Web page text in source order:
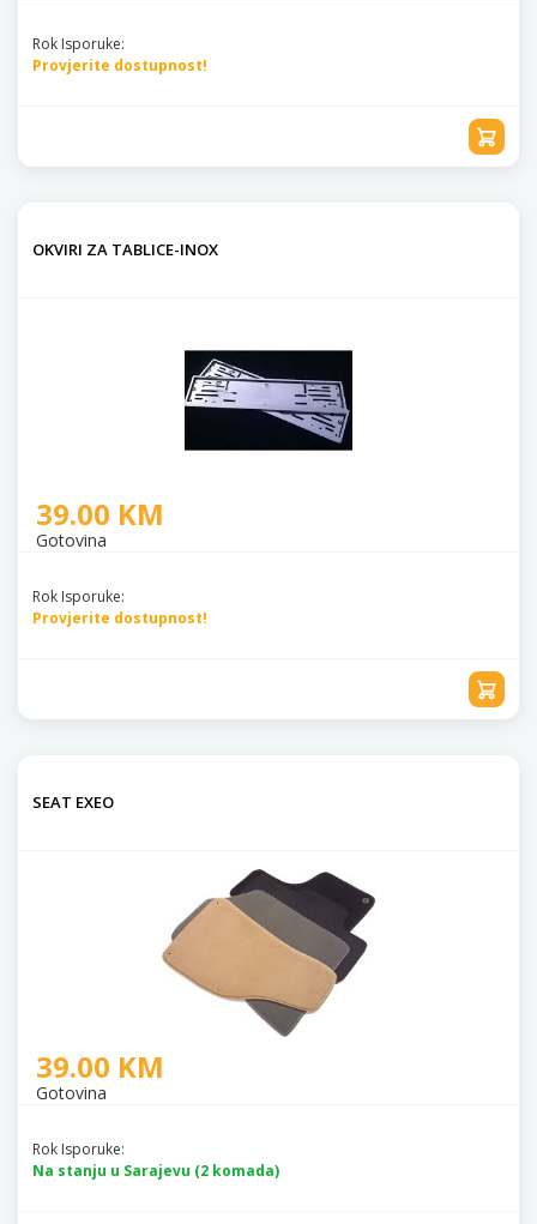
Rok Isporuke:
Provjerite dostupnost!
OKVIRI ZA TABLICE-INOX
39.00 KM
Gotovina
Rok Isporuke:
Provjerite dostupnost!
SEAT EXEO
39.00 KM
Gotovina
Rok Isporuke:
Na stanju u Sarajevu (2 komada)